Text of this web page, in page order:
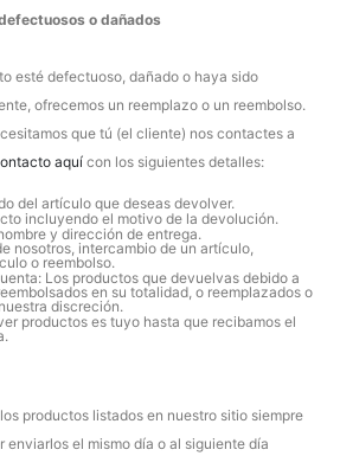
o dañados
esté defectuoso, dañado o haya sido
ofrecemos un reemplazo o un reembolso.
que tú (el cliente) nos contactes a
aquí con los siguientes detalles:
del artículo que deseas devolver.
incluyendo el motivo de la devolución.
y dirección de entrega.
nosotros, intercambio de un artículo,
o reembolso.
Los productos que devuelvas debido a
en su totalidad, o reemplazados o
discreción.
productos es tuyo hasta que recibamos el
productos listados en nuestro sitio siempre
enviarlos el mismo día o al siguiente día